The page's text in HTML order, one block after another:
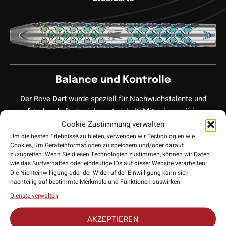
Cookie Zustimmung verwalten
Um die besten Erlebnisse zu bieten, verwenden wir Technologien wie
Cookies, um Geräteinformationen zu speichern und/oder darauf
zuzugreifen. Wenn Sie diesen Technologien zustimmen, können wir Daten
wie das Surfverhalten oder eindeutige IDs auf dieser Website verarbeiten.
Die Nichteinwilligung oder der Widerruf der Einwilligung kann sich
nachteilig auf bestimmte Merkmale und Funktionen auswirken.
Dienste verwalten
AKZEPTIEREN
Balance und Kontrolle
Der RoveDartwurde speziell für Nachwuchstalente und
aufstrebende Dartspieler entwickelt. Mit seiner präzisen
Balance und dem optimalen Grip sorgt er für erstklassige
Wurfkontrolle. Dank des edlem Design sowohl des Darts, als
auch der Verpackung, hat Target hier ein wahres
Sammlerstück herausgebracht.
90% Tungsten (Wolfram)